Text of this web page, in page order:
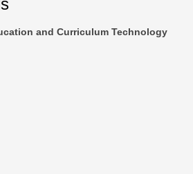
and Curriculum Technology